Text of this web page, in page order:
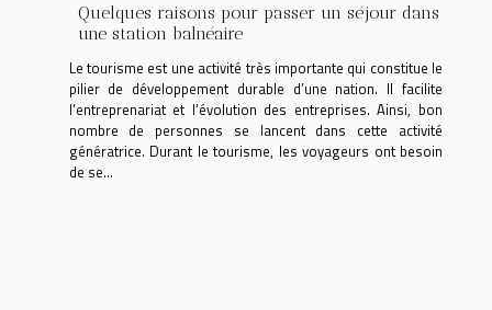
Quelques raisons pour passer un séjour dans
une station balnéaire
Le tourisme est une activité très importante qui constitue le
pilier de développement durable d’une nation. Il facilite
l’entreprenariat et l’évolution des entreprises. Ainsi, bon
nombre de personnes se lancent dans cette activité
génératrice. Durant le tourisme, les voyageurs ont besoin
de se...